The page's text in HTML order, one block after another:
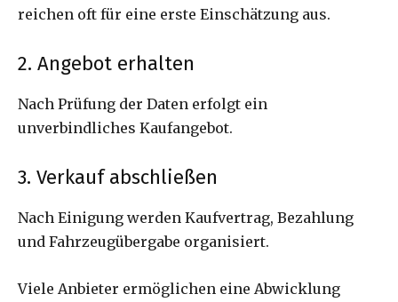
reichen oft für eine erste Einschätzung aus.
2. Angebot erhalten
Nach Prüfung der Daten erfolgt ein
unverbindliches Kaufangebot.
3. Verkauf abschließen
Nach Einigung werden Kaufvertrag, Bezahlung
und Fahrzeugübergabe organisiert.
Viele Anbieter ermöglichen eine Abwicklung